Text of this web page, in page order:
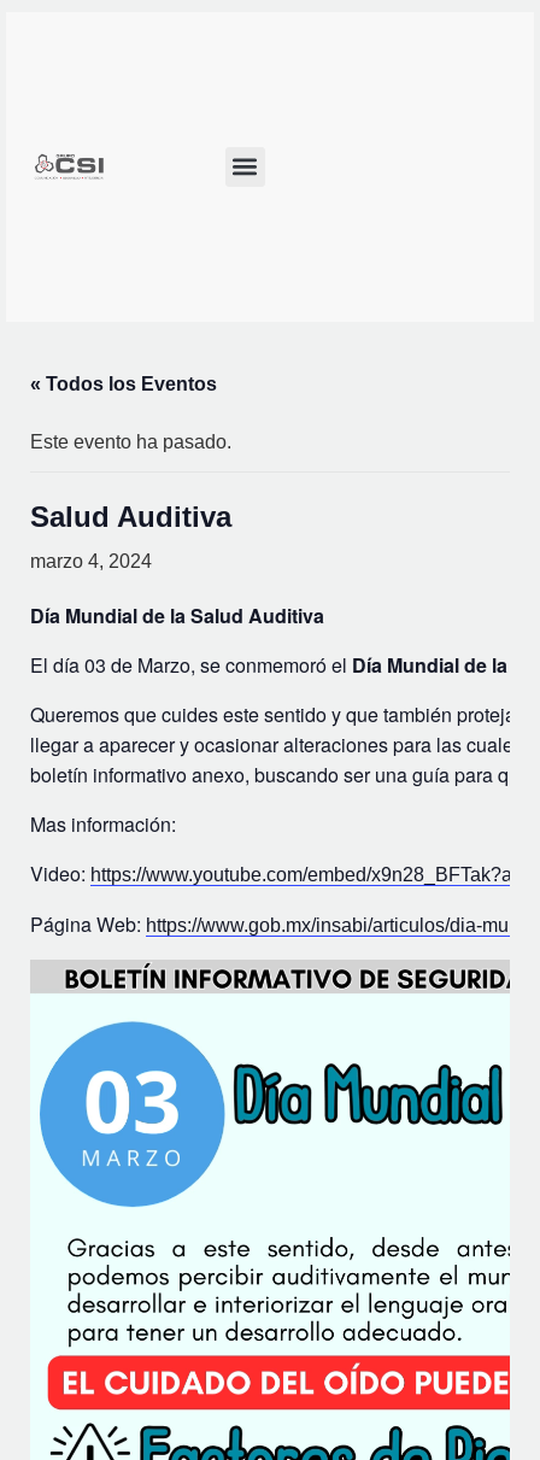
« Todos los Eventos
Este evento ha pasado.
Salud Auditiva
marzo 4, 2024
Día Mundial de la Salud Auditiva
El día 03 de Marzo, se conmemoró el Día Mundial de la
Queremos que cuides este sentido y que también
llegar a aparecer y ocasionar alteraciones para las cuales
boletín informativo anexo, buscando ser una guía para
Mas información:
Video: https://www.youtube.com/embed/
Página Web: https://www.gob.mx/insabi/articulos/dia-